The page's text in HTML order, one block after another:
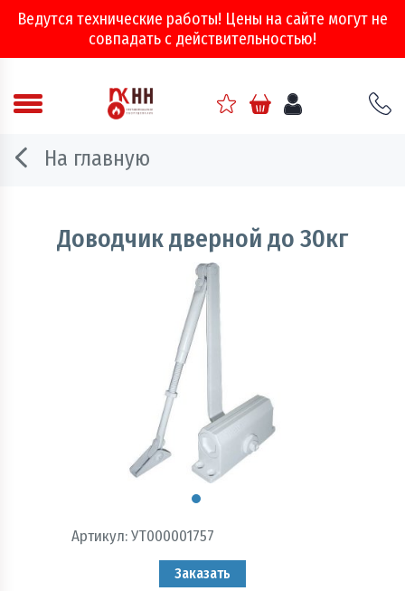
Ведутся технические работы! Цены на сайте могут не
совпадать с действительностью!
Аварийно - спасательное оборудование
Двери, ворота и люки противопожарные
Информационно-справочная литература
Обеспечение эвакуации, знаки безопасности
Огнебиозащитные составы
Пожарно - охранная сигнализация и системы
оповещения при пожаре
Рукава пожарные
Средства защиты и безопасность труда
На главную
Доводчик дверной до 30кг
Артикул:УТ000001757
Заказать